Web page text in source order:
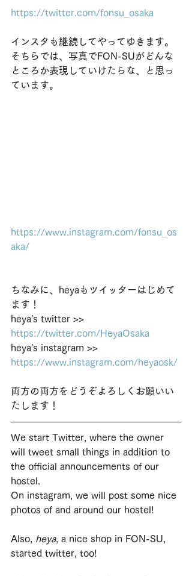
https://twitter.com/fonsu_osaka
インスタも継続してやってゆきます。
そちらでは、写真でFON-SUがどんな
ところか表現していけたらな、と思っ
ています。
https://www.instagram.com/fonsu_os
aka/
ちなみに、heyaもツイッターはじめて
ます！
heya's twitter >>
https://twitter.com/HeyaOsaka
heya's instagram >>
https://www.instagram.com/heyaosk/
両方の両方をどうぞよろしくお願いい
たします！
We start Twitter, where the owner
will tweet small things in addition to
the official announcements of our
hostel.
On instagram, we will post some nice
photos of and around our hostel!
Also, heya, a nice shop in FON-SU,
started twitter, too!